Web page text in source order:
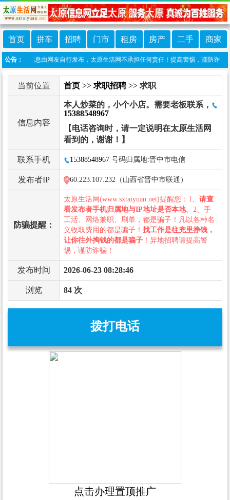
首页 拼车 招聘 门市 租房 房产 二手 商家
公告：
本栏目信息由网友自行发布，太原生活网不承担任何责任！提高警惕，谨防诈骗！
当前位置 首页 >> 求职招聘>> 求职
信息内容
本人炒菜的，小个小店。需要老板联系，
15388548967
【电话咨询时，请一定说明在太原生活网
看到的，谢谢！】
联系手机 15388548967 号码归属地:晋中市电信
发布者IP 60.223.107.232（山西省晋中市联通）
防骗提醒：
太原生活网(www.sxtaiyuan.net)提醒您：1、 请查
看发布者手机归属地与IP地址是否本地。2、手
工活、网络兼职、刷单，都是骗子！凡以各种名
义收取费用的都是骗子！ 找工作是往兜里挣钱，
让你往外掏钱的都是骗子 ！异地招聘请提高警
惕，谨防诈骗！
发布时间 2026-06-23 08:28:46
浏览 84 次
拨打电话
点击办理置顶推广